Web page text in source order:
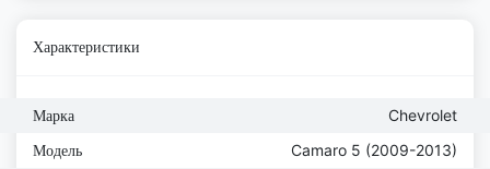
Характеристики
Марка Chevrolet
Модель Camaro 5 (2009-2013)